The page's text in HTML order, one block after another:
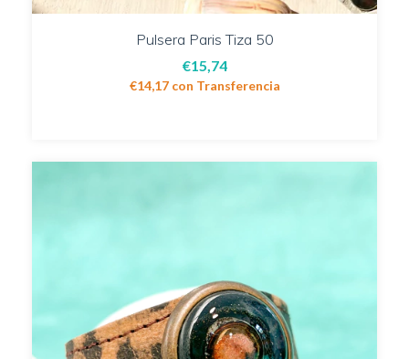
Pulsera Paris Tiza 50
€15,74
€14,17 con Transferencia